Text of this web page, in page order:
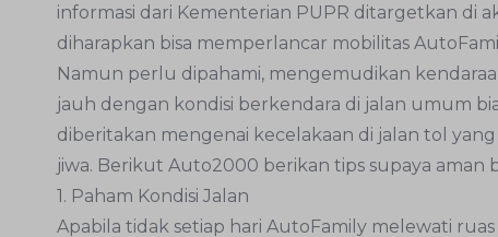
informasi dari Kementerian PUPR ditargetkan di
diharapkan bisa memperlancar mobilitas
Namun perlu dipahami, mengemudikan
jauh dengan kondisi berkendara di jalan umum
diberitakan mengenai kecelakaan di jalan tol
jiwa. Berikut Auto2000 berikan tips supaya aman
1. Paham Kondisi Jalan
Apabila tidak setiap hari AutoFamily melewati